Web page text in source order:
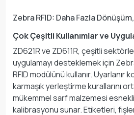
Zebra RFID: Daha Fazla
Çok Çeşitli Kullanımlar ve
ZD621R ve ZD611R, çeşitli
uygulamayı desteklemek için
RFID modülünü kullanır. Uyarlanır
karmaşık yerleştirme kurallarını
mükemmel sarf malzemesi
kalibrasyonu sunar. Etiketleri,